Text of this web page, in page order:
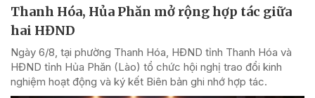
Thanh Hóa, Hủa Phăn mở rộng hợp tác giữa
hai HĐND
Ngày 6/8, tại phường Thanh Hóa, HĐND tỉnh Thanh Hóa và
HĐND tỉnh Hủa Phăn (Lào) tổ chức hội nghị trao đổi kinh
nghiệm hoạt động và ký kết Biên bản ghi nhớ hợp tác.